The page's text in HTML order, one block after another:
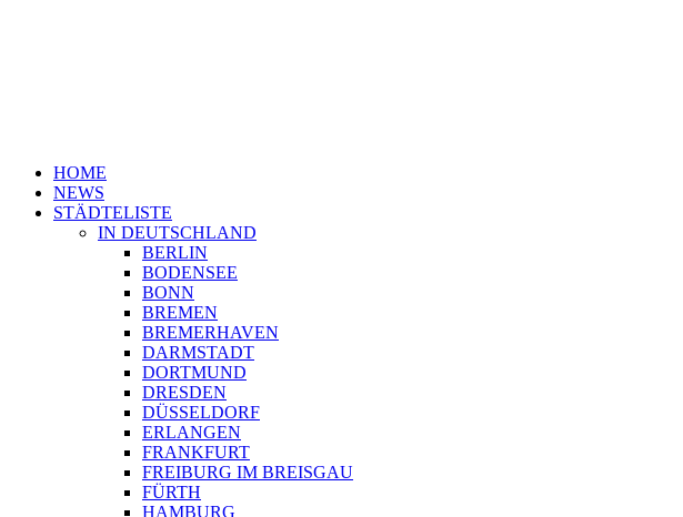
HOME
NEWS
STÄDTELISTE
IN DEUTSCHLAND
BERLIN
BODENSEE
BONN
BREMEN
BREMERHAVEN
DARMSTADT
DORTMUND
DRESDEN
DÜSSELDORF
ERLANGEN
FRANKFURT
FREIBURG IM BREISGAU
FÜRTH
HAMBURG